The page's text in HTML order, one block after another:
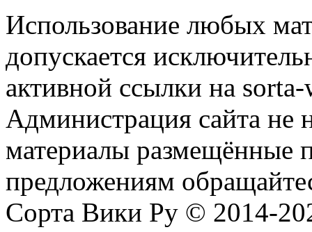
Использование любых
допускается
активной ссылки на
Администрация сайта не
материалы размещённые
предложениям
Сорта Вики Ру © 2014-